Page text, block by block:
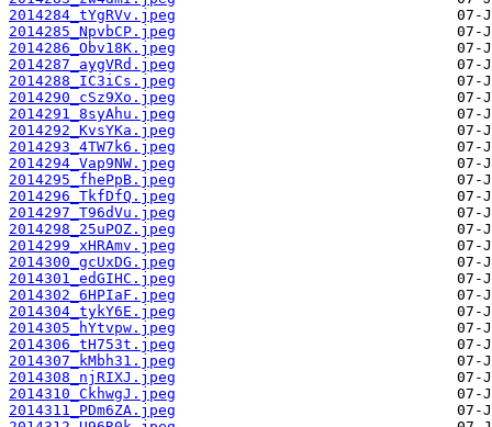
2014284_tYgRVv.jpeg
2014285_NpvbCP.jpeg
2014286_Obv18K.jpeg
2014287_aygVRd.jpeg
2014288_IC3iCs.jpeg
2014290_cSz9Xo.jpeg
2014291_8syAhu.jpeg
2014292_KvsYKa.jpeg
2014293_4TW7k6.jpeg
2014294_Vap9NW.jpeg
2014295_fhePpB.jpeg
2014296_TkfDfQ.jpeg
2014297_T96dVu.jpeg
2014298_25uPOZ.jpeg
2014299_xHRAmv.jpeg
2014300_gcUxDG.jpeg
2014301_edGIHC.jpeg
2014302_6HPIaF.jpeg
2014304_tykY6E.jpeg
2014305_hYtvpw.jpeg
2014306_tH753t.jpeg
2014307_kMbh31.jpeg
2014308_njRIXJ.jpeg
2014310_CkhwgJ.jpeg
2014311_PDm6ZA.jpeg